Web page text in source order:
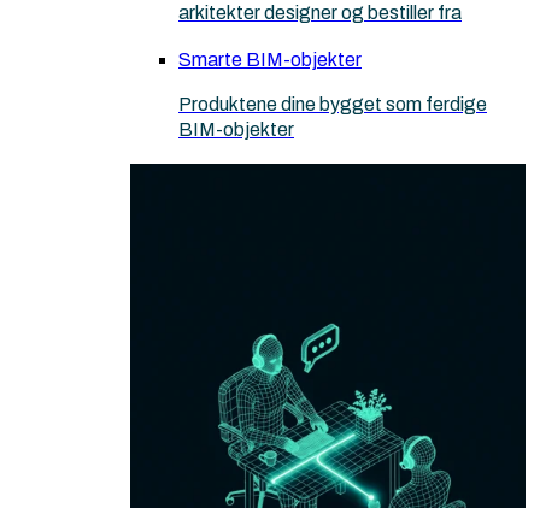
arkitekter designer og bestiller fra
Smarte BIM-objekter
Produktene dine bygget som ferdige
BIM-objekter